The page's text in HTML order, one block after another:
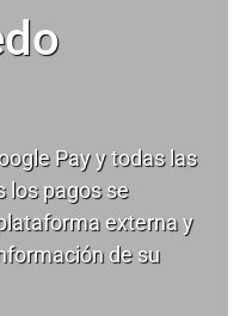
Pay y todas las
los pagos se
externa y
de su